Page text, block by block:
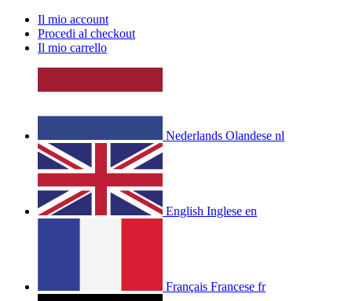
Il mio account
Procedi al checkout
Il mio carrello
Nederlands Olandese nl
English Inglese en
Français Francese fr